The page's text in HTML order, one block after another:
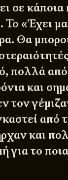
σε
Το «Έχει
Θα
πολλά
και
τον
από
και
για το